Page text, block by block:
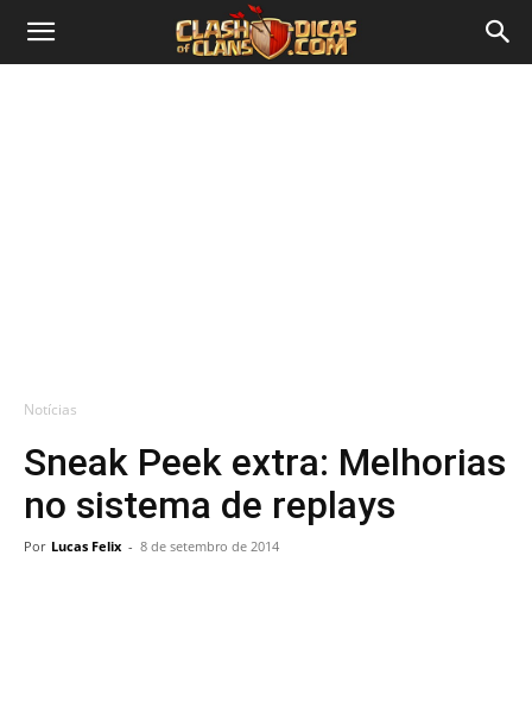
Notícias
Sneak Peek extra: Melhorias
no sistema de replays
Por Lucas Felix - 8 de setembro de 2014